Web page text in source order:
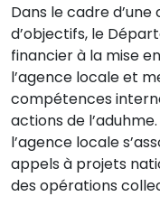
Dans le cadre
d’objectifs, le
financier à la mise
l’agence locale et
compétences
actions de
l’agence locale
appels à projets
des opérations